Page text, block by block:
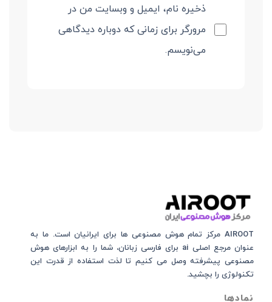
ذخیره نام، ایمیل و وبسایت من در
مرورگر برای زمانی که دوباره دیدگاهی
می‌نویسم.
AIROOT مرکز تمام هوش مصنوعی‌‌‌ ها برای ایرانیان است. ما به
عنوان مرجع اصلی ai برای فارسی زبانان، شما را به ابزارهای هوش
مصنوعی پیشرفته وصل می کنیم تا لذت استفاده از قدرت این
تکنولوژی را بچشید.
نمادها